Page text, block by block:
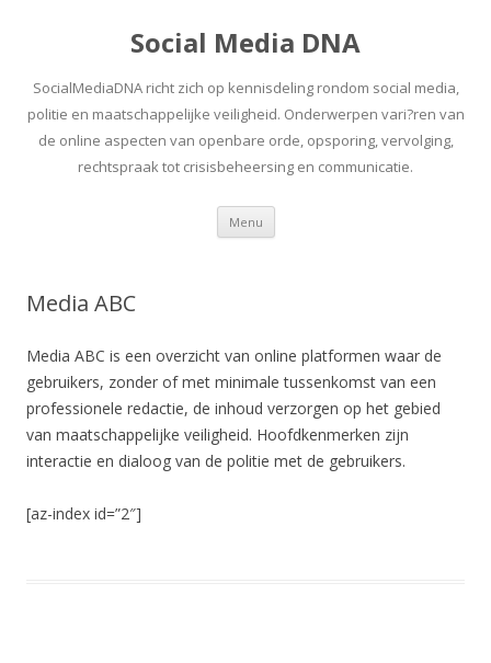
Social Media DNA
SocialMediaDNA richt zich op kennisdeling rondom social media,
politie en maatschappelijke veiligheid. Onderwerpen vari?ren van
de online aspecten van openbare orde, opsporing, vervolging,
rechtspraak tot crisisbeheersing en communicatie.
Menu Spring
inhoud
Media ABC
Media ABC is een overzicht van online platformen waar de
gebruikers, zonder of met minimale tussenkomst van een
professionele redactie, de inhoud verzorgen op het gebied
van maatschappelijke veiligheid. Hoofdkenmerken zijn
interactie en dialoog van de politie met de gebruikers.
[az-index id=”2″]